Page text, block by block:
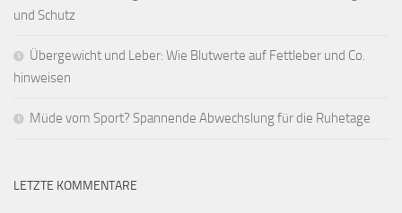
und Schutz
Übergewicht und Leber: Wie Blutwerte auf Fettleber und Co.
hinweisen
Müde vom Sport? Spannende Abwechslung für die Ruhetage
LETZTE KOMMENTARE